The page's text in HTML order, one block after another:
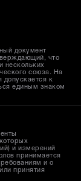
документ
что
нескольких
союза. На
допускается к
единым знаком
и измерений
принимается
и о
принятия